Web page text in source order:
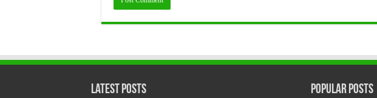
Latest Posts Popular Posts